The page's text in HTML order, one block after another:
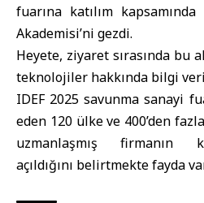
fuarına katılım
Akademisi’ni gezdi.
Heyete, ziyaret sırasında bu
teknolojiler hakkında bilgi
IDEF 2025 savunma sanayi
eden 120 ülke ve 400’den
uzmanlaşmış firmanın
açıldığını belirtmekte fayda